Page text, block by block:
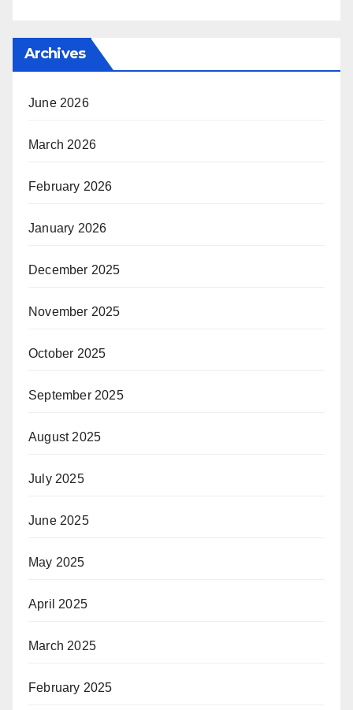
Archives
June 2026
March 2026
February 2026
January 2026
December 2025
November 2025
October 2025
September 2025
August 2025
July 2025
June 2025
May 2025
April 2025
March 2025
February 2025